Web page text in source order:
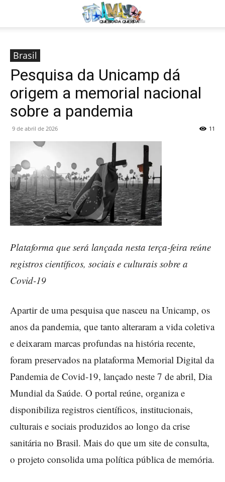
Brasil
Pesquisa da Unicamp dá
origem a memorial nacional
sobre a pandemia
9 de abril de 2026 11
Plataforma que será lançada nesta terça-feira reúne
registros científicos, sociais e culturais sobre a
Covid-19
Apartir de uma pesquisa que nasceu na Unicamp, os
anos da pandemia, que tanto alteraram a vida coletiva
e deixaram marcas profundas na história recente,
foram preservados na plataforma Memorial Digital da
Pandemia de Covid-19, lançado neste 7 de abril, Dia
Mundial da Saúde. O portal reúne, organiza e
disponibiliza registros científicos, institucionais,
culturais e sociais produzidos ao longo da crise
sanitária no Brasil. Mais do que um site de consulta,
o projeto consolida uma política pública de memória.